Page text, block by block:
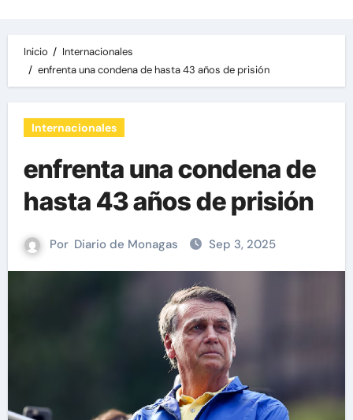
Inicio
Internacionales
enfrenta una condena de hasta 43 años de prisión
Internacionales
enfrenta una condena de
hasta 43 años de prisión
Por Diario de Monagas Sep 3, 2025